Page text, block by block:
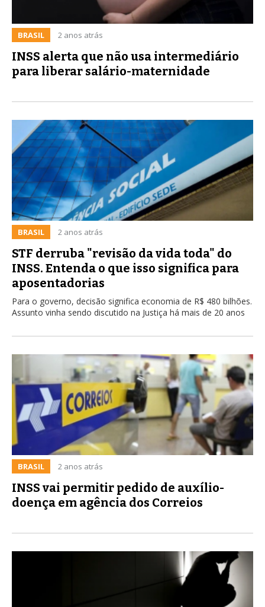
BRASIL 2 anos atrás
INSS alerta que não usa intermediário
para liberar salário-maternidade
BRASIL 2 anos atrás
STF derruba "revisão da vida toda" do
INSS. Entenda o que isso significa para
aposentadorias
Para o governo, decisão significa economia de R$ 480 bilhões.
Assunto vinha sendo discutido na Justiça há mais de 20 anos
BRASIL 2 anos atrás
INSS vai permitir pedido de auxílio-
doença em agência dos Correios